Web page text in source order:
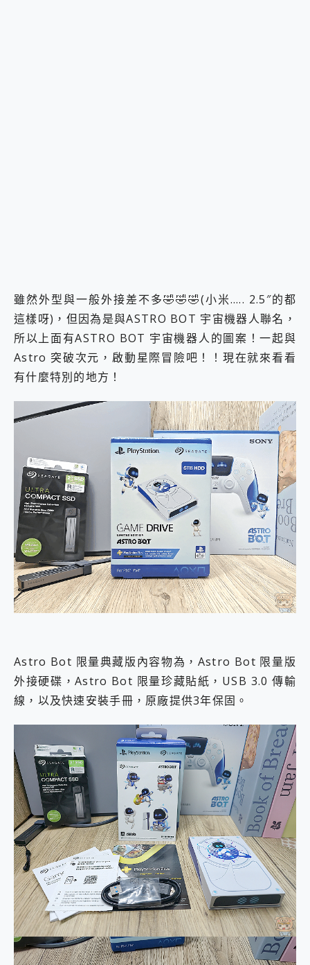
雖然外型與一般外接差不多🤣🤣🤣(小米….. 2.5″的都
這樣呀)，但因為是與ASTRO BOT 宇宙機器人聯名，
所以上面有ASTRO BOT 宇宙機器人的圖案！一起與
Astro 突破次元，啟動星際冒險吧！！現在就來看看
有什麼特別的地方！
Astro Bot 限量典藏版內容物為，Astro Bot 限量版
外接硬碟，Astro Bot 限量珍藏貼紙，USB 3.0 傳輸
線，以及快速安裝手冊，原廠提供3年保固。